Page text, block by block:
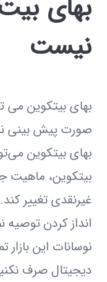
بهای
نیست
بهای بیتکوین می
صورت پیش بینی
بهای بیتکوین
بیتکوین، ماهیت
غیرنقدی تغییر
انداز کردن
نوسانات این بازار
دیجیتال صرف